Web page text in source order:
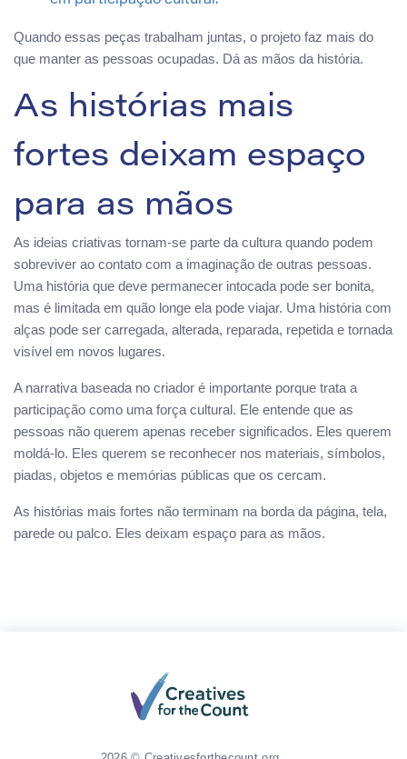
Quando essas peças trabalham juntas, o projeto faz mais do
que manter as pessoas ocupadas. Dá as mãos da história.
As histórias mais
fortes deixam espaço
para as mãos
As ideias criativas tornam-se parte da cultura quando podem
sobreviver ao contato com a imaginação de outras pessoas.
Uma história que deve permanecer intocada pode ser bonita,
mas é limitada em quão longe ela pode viajar. Uma história com
alças pode ser carregada, alterada, reparada, repetida e tornada
visível em novos lugares.
A narrativa baseada no criador é importante porque trata a
participação como uma força cultural. Ele entende que as
pessoas não querem apenas receber significados. Eles querem
moldá-lo. Eles querem se reconhecer nos materiais, símbolos,
piadas, objetos e memórias públicas que os cercam.
As histórias mais fortes não terminam na borda da página, tela,
parede ou palco. Eles deixam espaço para as mãos.